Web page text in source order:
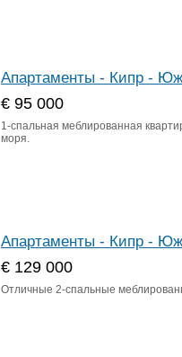
Апартаменты - Кипр -
€ 95 000
1-спальная меблированная
моря.
Апартаменты - Кипр -
€ 129 000
Отличные 2-спальные